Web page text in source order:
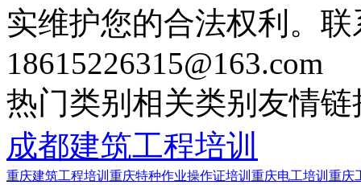
实维护您的合法权利。
18615226315@163.com
热门类别 相关类别 友情链
成都建筑工程培训
重庆建筑工程培训 重庆特种作业操作证培训 重庆电工培训 重庆